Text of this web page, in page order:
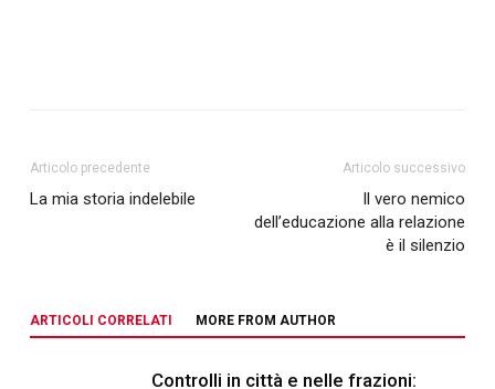
Articolo precedente
La mia storia indelebile
Articolo successivo
Il vero nemico
dell’educazione alla relazione
è il silenzio
ARTICOLI CORRELATI MORE FROM AUTHOR
Controlli in città e nelle frazioni: